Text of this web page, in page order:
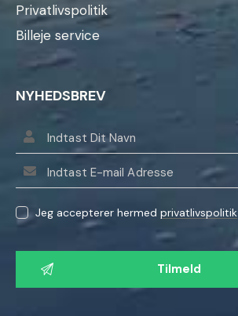
Privatlivspolitik
Billeje service
NYHEDSBREV
Jeg accepterer hermedprivatlivspolitik
L
d